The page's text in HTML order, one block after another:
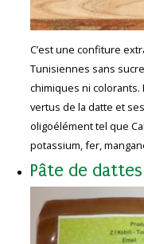
C’est une confiture
Tunisiennes sans
chimiques ni
vertus de la datte et
oligoélément tel que
potassium, fer,
Pâte de